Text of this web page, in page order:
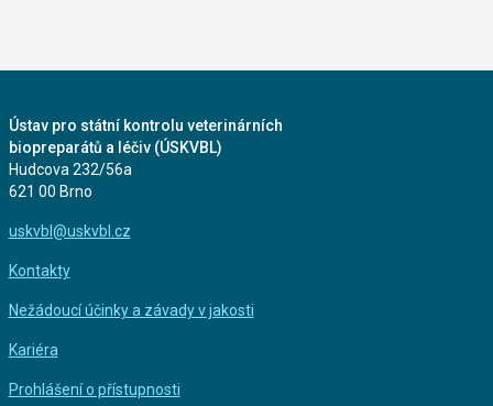
Ústav pro státní kontrolu veterinárních
biopreparátů a léčiv (ÚSKVBL)
Hudcova 232/56a
621 00 Brno
uskvbl@uskvbl.cz
Kontakty
Nežádoucí účinky a závady v jakosti
Kariéra
Prohlášení o přístupnosti